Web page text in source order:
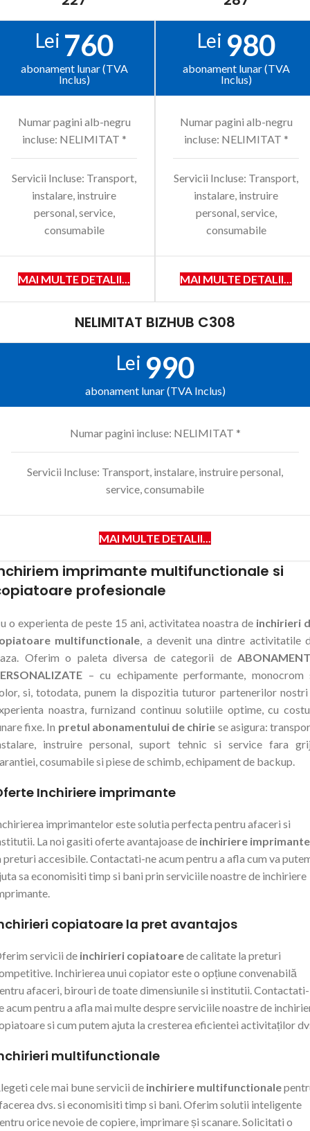
Lei 760
abonament lunar (TVA
Inclus)
Numar pagini alb-negru
incluse: NELIMITAT *
Servicii Incluse: Transport,
instalare, instruire
personal, service,
consumabile
MAI MULTE DETALII...
Lei 980
abonament lunar (TVA
Inclus)
Numar pagini alb-negru
incluse: NELIMITAT *
Servicii Incluse: Transport,
instalare, instruire
personal, service,
consumabile
MAI MULTE DETALII...
NELIMITAT BIZHUB C308
Lei 990
abonament lunar (TVA Inclus)
Numar pagini incluse: NELIMITAT *
Servicii Incluse: Transport, instalare, instruire personal,
service, consumabile
MAI MULTE DETALII...
imprimante multifunctionale si
profesionale
o experienta de peste 15 ani, activitatea noastra de inchirieri
multifunctionale, a devenit una dintre activitatile
Oferim o paleta diversa de categorii de
– cu echipamente performante, monocrom
si, totodata, punem la dispozitia tuturor partenerilor nostri
noastra, furnizand continuu solutiile optime, cu
fixe. In pretul abonamentului de chirie se asigura:
instruire personal, suport tehnic si service fara
cosumabile si piese de schimb, echipament de backup.
Inchiriere imprimante
imprimantelor este solutia perfecta pentru afaceri si
La noi gasiti oferte avantajoase de inchiriere imprimante
preturi accesibile. Contactati-ne acum pentru a afla cum va
sa economisiti timp si bani prin serviciile noastre de inchiriere
copiatoare la pret avantajos
servicii de inchirieri copiatoarede calitate la preturi
Inchirierea unui copiator este o opțiune convenabilă
afaceri, birouri de toate dimensiunile si institutii. Contactati-
acum pentru a afla mai multe despre serviciile noastre de
si cum putem ajuta la cresterea eficientei activitaților
multifunctionale
cele mai bune servicii de inchiriere multifunctionale
dvs. si economisiti timp si bani. Oferim solutii inteligente
orice nevoie de copiere, imprimare și scanare. Solicitati o